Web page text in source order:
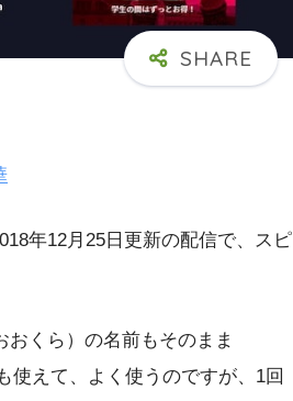
年12月25日更新の配信で、スピ
くら）の名前もそのまま
使えて、よく使うのですが、1回